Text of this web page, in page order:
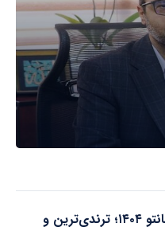
۱۵ مدل مانتو ۱۴۰۴؛ ترندی‌ترین و